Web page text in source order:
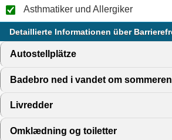
Asthmatiker und Allergiker
Detaillierte Informationen über
Autostellplätze
Badebro ned i vandet om sommeren
Livredder
Omklædning og toiletter